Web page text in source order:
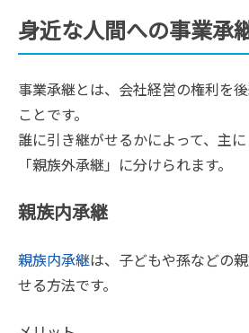
身近な人間への事業承
事業承継とは、会社経営の権利を
ことです。
誰に引き継がせるかによって、主
「親族外承継」に分けられます。
親族内承継
親族内承継は、子どもや孫などの
せる方法です。